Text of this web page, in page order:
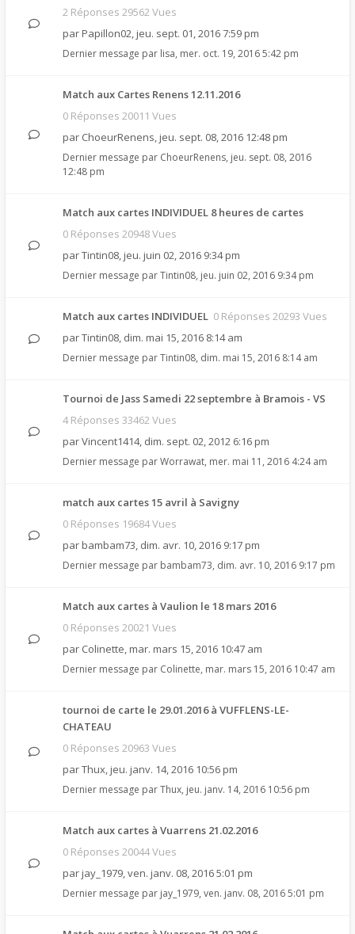
2 Réponses 29562 Vues
par Papillon02, jeu. sept. 01, 2016 7:59 pm
Dernier message par lisa, mer. oct. 19, 2016 5:42 pm
Match aux Cartes Renens 12.11.2016
0 Réponses 20011 Vues
par ChoeurRenens, jeu. sept. 08, 2016 12:48 pm
Dernier message par ChoeurRenens, jeu. sept. 08, 2016
12:48 pm
Match aux cartes INDIVIDUEL 8 heures de cartes
0 Réponses 20948 Vues
parTintin08, jeu. juin 02, 2016 9:34 pm
Dernier message parTintin08, jeu. juin 02, 2016 9:34 pm
Match aux cartes INDIVIDUEL 0 Réponses 20293 Vues
parTintin08, dim. mai 15, 2016 8:14 am
Dernier message parTintin08, dim. mai 15, 2016 8:14 am
Tournoi de Jass Samedi 22 septembre à Bramois - VS
4 Réponses 33462 Vues
parVincent1414, dim. sept. 02, 2012 6:16 pm
Dernier message parWorrawat, mer. mai 11, 2016 4:24 am
match aux cartes 15 avril à Savigny
0 Réponses 19684 Vues
par bambam73, dim. avr. 10, 2016 9:17 pm
Dernier message par bambam73, dim. avr. 10, 2016 9:17 pm
Match aux cartes à Vaulion le 18 mars 2016
0 Réponses 20021 Vues
par Colinette, mar. mars 15, 2016 10:47 am
Dernier message par Colinette, mar. mars 15, 2016 10:47 am
tournoi de carte le 29.01.2016 à VUFFLENS-LE-
CHATEAU
0 Réponses 20963 Vues
parThux, jeu. janv. 14, 2016 10:56 pm
Dernier message parThux, jeu. janv. 14, 2016 10:56 pm
Match aux cartes à Vuarrens 21.02.2016
0 Réponses 20044 Vues
par jay_1979,ven. janv. 08, 2016 5:01 pm
Dernier message par jay_1979, ven. janv. 08, 2016 5:01 pm